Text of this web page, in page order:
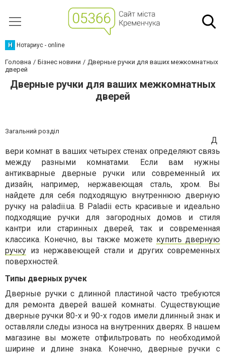
Н Нотариус - online
Головна Бізнес новини
Дверные ручки для ваших межкомнатных
дверей
Дверные ручки для ваших межкомнатных
дверей
Загальний розділ
Д
вери комнат в ваших четырех стенах определяют связь
между разными комнатами. Если вам нужны
антикварные дверные ручки или современный их
дизайн, например, нержавеющая сталь, хром. Вы
найдете для себя подходящую внутреннюю дверную
ручку на paladii.ua. В Рaladii есть красивые и идеально
подходящие ручки для загородных домов и стиля
кантри или старинных дверей, так и современная
классика. Конечно, вы также можете купить дверную
ручку из нержавеющей стали и других современных
поверхностей.
Типы дверных ручек
Дверные ручки с длинной пластиной часто требуются
для ремонта дверей вашей комнаты. Существующие
дверные ручки 80-х и 90-х годов имели длинный знак и
оставляли следы износа на внутренних дверях. В нашем
магазине вы можете отфильтровать по необходимой
ширине и длине знака. Конечно, дверные ручки с